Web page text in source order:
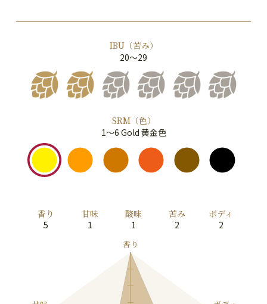
IBU（苦み）
20～29
SRM（色）
1～6 Gold 黄金色
香り
5
甘味
1
酸味
1
苦み
2
ボディ
2